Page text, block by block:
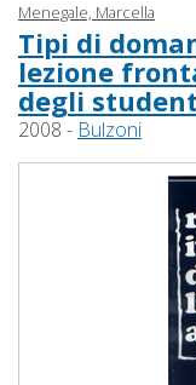
Menegale, Marcella
Tipi di
lezione
degli
2008 - Bulzoni